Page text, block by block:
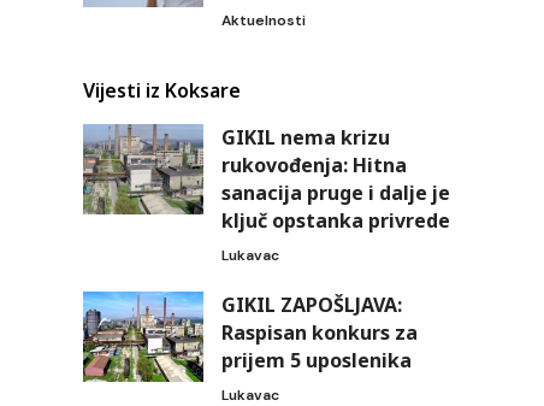
Aktuelnosti
Vijesti iz Koksare
GIKIL nema krizu
rukovođenja: Hitna
sanacija pruge i dalje je
ključ opstanka privrede
Lukavac
GIKIL ZAPOŠLJAVA:
Raspisan konkurs za
prijem 5 uposlenika
Lukavac